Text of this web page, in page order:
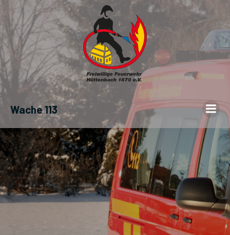
Wache 113